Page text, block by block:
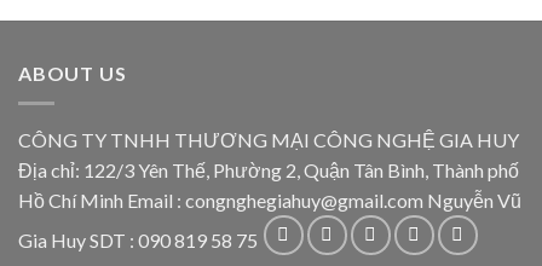
ABOUT US
CÔNG TY TNHH THƯƠNG MẠI CÔNG NGHỆ GIA HUY
Địa chỉ: 122/3 Yên Thế, Phường 2, Quận Tân Bình, Thành phố
Hồ Chí Minh Email : congnghegiahuy@gmail.com Nguyễn Vũ
Gia Huy SDT : 090 819 58 75